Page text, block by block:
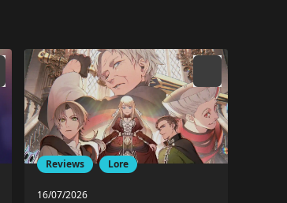
Reviews Lore
16/07/2026